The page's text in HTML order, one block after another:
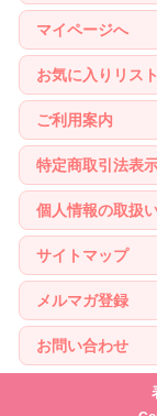
マイページへ
お気に入りリス
ご利用案内
特定商取引法表
個人情報の取扱
サイトマップ
メルマガ登録
お問い合わせ